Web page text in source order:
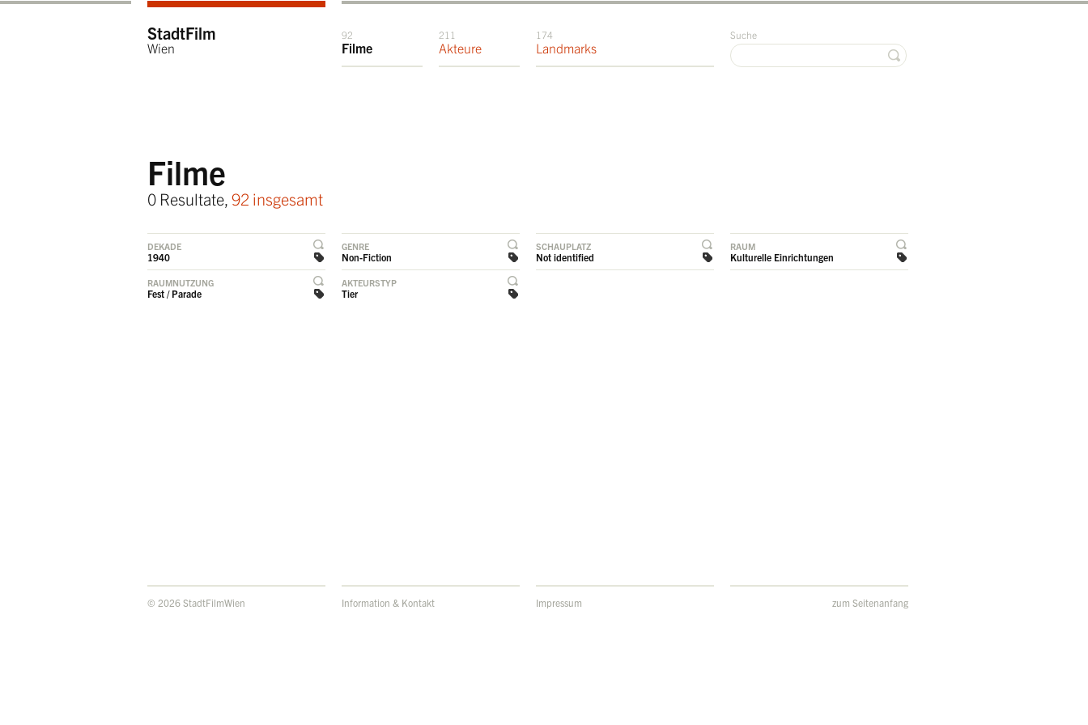
StadtFilm
Wien
92
Filme
211
Akteure
174
Landmarks
Suche
Filme
0 Resultate, 92 insgesamt
DEKADE
1940
GENRE
Non-Fiction
SCHAUPLATZ
Not identified
RAUM
Kulturelle Einrichtungen
RAUMNUTZUNG
Fest / Parade
AKTEURSTYP
Tier
© 2026 StadtFilmWien Information & Kontakt Impressum zum Seitenanfang